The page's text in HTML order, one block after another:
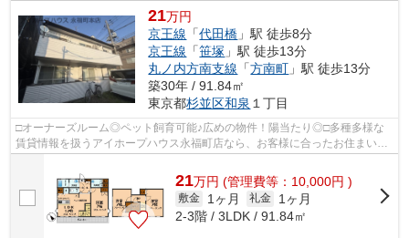
21万円
京王線 「代田橋 」駅 徒歩8分
京王線 「笹塚 」駅 徒歩13分
丸ノ内方南支線 「方南町 」駅 徒歩13分
築30年 / 91.84㎡
東京都杉並区和泉 １丁目
□オーナーズルーム◎ペット飼育可能♪広めの物件！陽当たり◎□多種多様な
賃貸情報を扱うアイホープハウス永福町店なら、お客様に合ったお住まいが
21万円 (管理費等：10,000円 )
敷金 1ヶ月 礼金
1ヶ月
2-3階 / 3LDK / 91.84㎡